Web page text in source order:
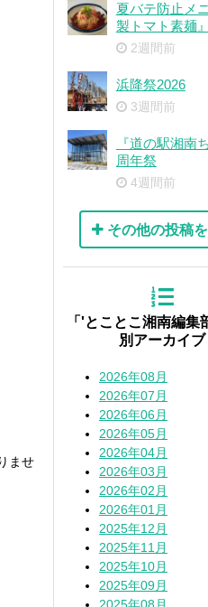
ませ
夏バテ防止メ
製トマト素麺』
2週間前
浜降祭2026
3週間前
『道の駅湘南
周年祭
4週間前
その他の投稿
「'とことこ湘南編集
別アーカイブ
2026年08月
2026年07月
2026年06月
2026年05月
2026年04月
2026年03月
2026年02月
2026年01月
2025年12月
2025年11月
2025年10月
2025年09月